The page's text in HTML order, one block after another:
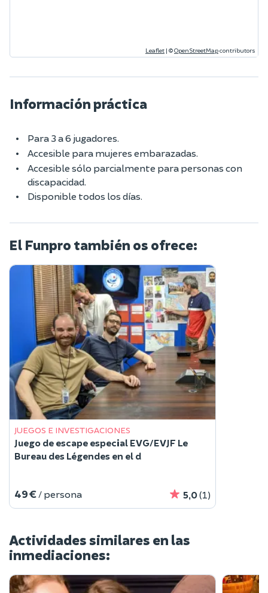
Leaflet | ©OpenStreetMapcontributors
Información práctica
Para 3 a 6 jugadores.
Accesible para mujeres embarazadas.
Accesible sólo parcialmente para personas con
discapacidad.
Disponible todos los días.
El Funpro también os ofrece:
JUEGOS E INVESTIGACIONES
Juego de escape especial EVG/EVJF Le
Bureau des Légendes en el d
49 € / persona 5,0(1)
Actividades similares en las
inmediaciones: